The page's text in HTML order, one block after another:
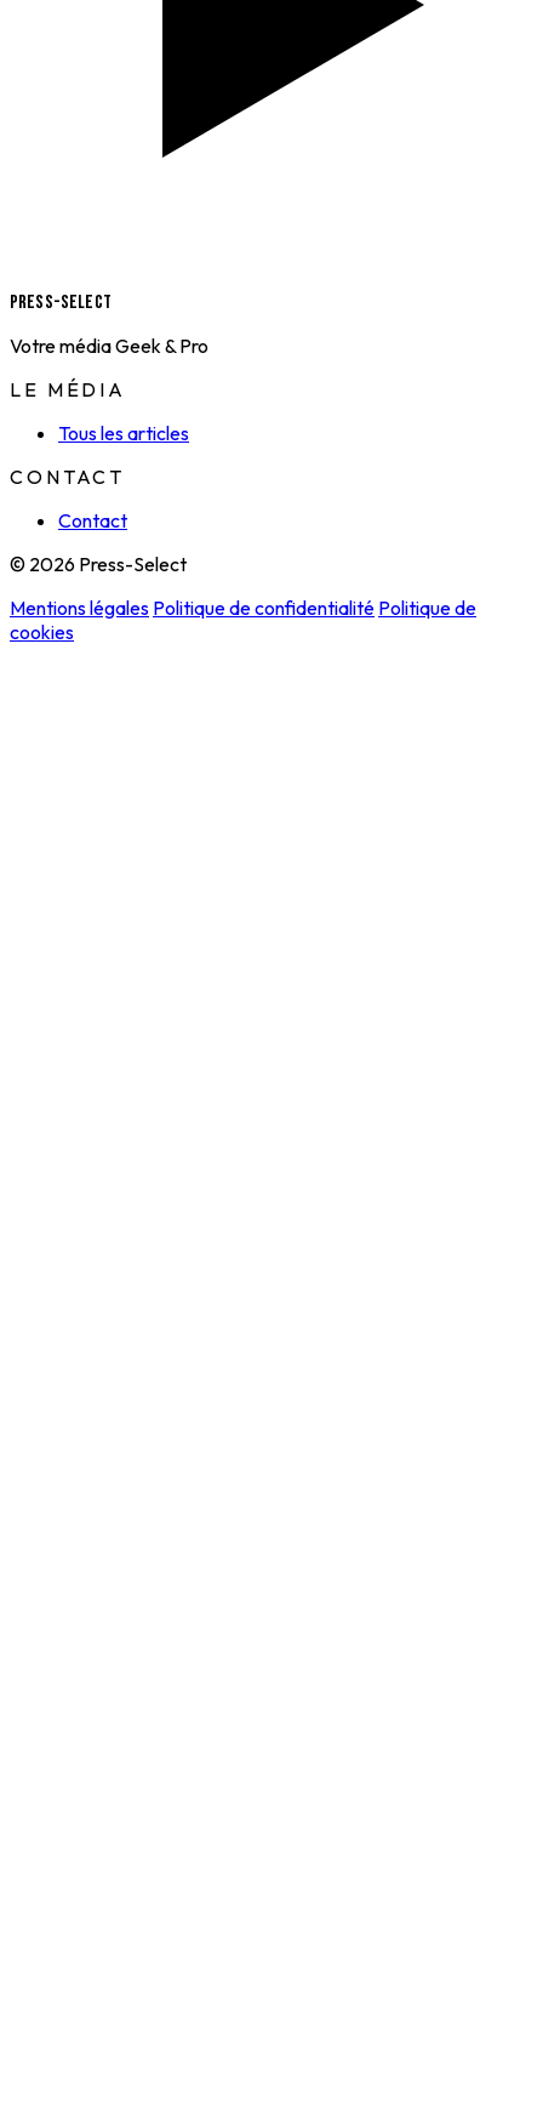
Press-Select
Votre média Geek & Pro
LE MÉDIA
Tous les articles
CONTACT
Contact
© 2026 Press-Select
Mentions légales Politique de confidentialité Politique de
cookies